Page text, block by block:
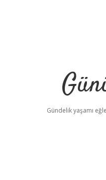
Gündelik yaşamı